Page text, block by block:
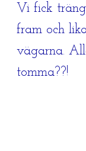
Vi fick
fram och
vägarna.
tomma??!